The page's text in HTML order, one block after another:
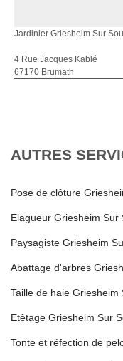
Jardinier Griesheim Sur
4 Rue Jacques Kablé
67170 Brumath
AUTRES
Pose de clôture
Elagueur Griesheim Sur
Paysagiste Griesheim
Abattage d'arbres
Taille de haie Griesheim
Etêtage Griesheim Sur
Tonte et réfection de